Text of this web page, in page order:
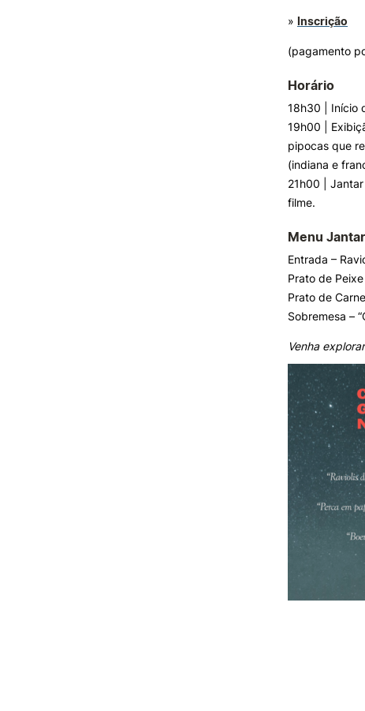
» Inscrição
(pagamento
Horário
18h30 | Início
19h00 |
pipocas que
(indiana e
21h00 |
filme.
Menu Jantar
Entrada –
Prato de
Prato de
Sobremesa –
Venha